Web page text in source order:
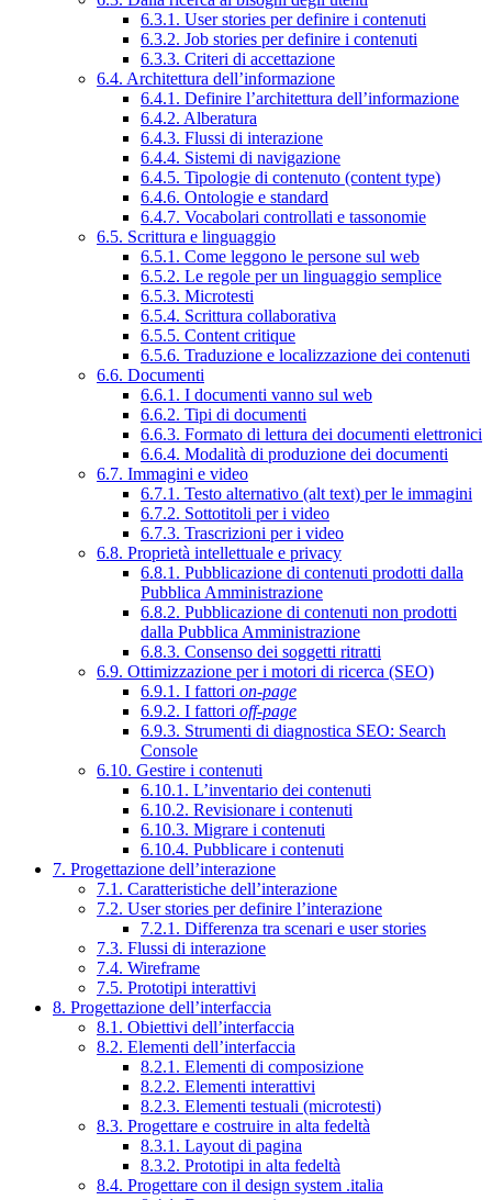
6.3.1. User stories per definire i contenuti
6.3.2. Job stories per definire i contenuti
6.3.3. Criteri di accettazione
6.4. Architettura dell’informazione
6.4.1. Definire l’architettura dell’informazione
6.4.2. Alberatura
6.4.3. Flussi di interazione
6.4.4. Sistemi di navigazione
6.4.5. Tipologie di contenuto (content type)
6.4.6. Ontologie e standard
6.4.7. Vocabolari controllati e tassonomie
6.5. Scrittura e linguaggio
6.5.1. Come leggono le persone sul web
6.5.2. Le regole per un linguaggio semplice
6.5.3. Microtesti
6.5.4. Scrittura collaborativa
6.5.5. Content critique
6.5.6. Traduzione e localizzazione dei contenuti
6.6. Documenti
6.6.1. I documenti vanno sul web
6.6.2. Tipi di documenti
6.6.3. Formato di lettura dei documenti elettronici
6.6.4. Modalità di produzione dei documenti
6.7. Immagini e video
6.7.1. Testo alternativo (alt text) per le immagini
6.7.2. Sottotitoli per i video
6.7.3. Trascrizioni per i video
6.8. Proprietà intellettuale e privacy
6.8.1. Pubblicazione di contenuti prodotti dalla
Pubblica Amministrazione
6.8.2. Pubblicazione di contenuti non prodotti
dalla Pubblica Amministrazione
6.8.3. Consenso dei soggetti ritratti
6.9. Ottimizzazione per i motori di ricerca (SEO)
6.9.1. I fattori on-page
6.9.2. I fattori off-page
6.9.3. Strumenti di diagnostica SEO: Search
Console
6.10. Gestire i contenuti
6.10.1. L’inventario dei contenuti
6.10.2. Revisionare i contenuti
6.10.3. Migrare i contenuti
6.10.4. Pubblicare i contenuti
7. Progettazione dell’interazione
7.1. Caratteristiche dell’interazione
7.2. User stories per definire l’interazione
7.2.1. Differenza tra scenari e user stories
7.3. Flussi di interazione
7.4. Wireframe
7.5. Prototipi interattivi
8. Progettazione dell’interfaccia
8.1. Obiettivi dell’interfaccia
8.2. Elementi dell’interfaccia
8.2.1. Elementi di composizione
8.2.2. Elementi interattivi
8.2.3. Elementi testuali (microtesti)
8.3. Progettare e costruire in alta fedeltà
8.3.1. Layout di pagina
8.3.2. Prototipi in alta fedeltà
8.4. Progettare con il design system .italia